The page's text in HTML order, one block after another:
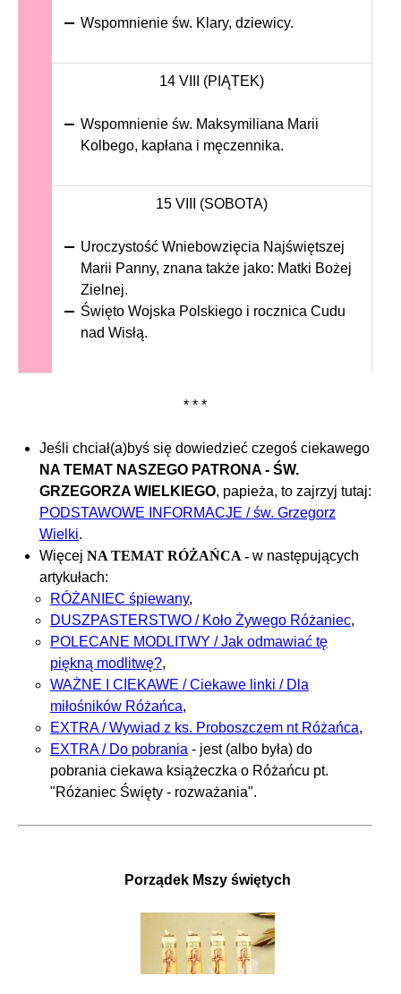
Wspomnienie św. Klary, dziewicy.
14 VIII (PIĄTEK)
Wspomnienie św. Maksymiliana Marii
Kolbego, kapłana i męczennika.
15 VIII (SOBOTA)
Uroczystość Wniebowzięcia Najświętszej
Marii Panny, znana także jako: Matki Bożej
Zielnej.
Święto Wojska Polskiego i rocznica Cudu
nad Wisłą.
* * *
Jeśli chciał(a)byś się dowiedzieć czegoś ciekawego
NA TEMAT NASZEGO PATRONA - ŚW.
GRZEGORZA WIELKIEGO, papieża, to zajrzyj tutaj:
PODSTAWOWE INFORMACJE / św. Grzegorz
Wielki.
Więcej NA TEMAT RÓŻAŃCA - w następujących
artykułach:
RÓŻANIEC śpiewany,
DUSZPASTERSTWO / Koło Żywego Różaniec,
POLECANE MODLITWY / Jak odmawiać tę
piękną modlitwę?,
WAŻNE I CIEKAWE / Ciekawe linki / Dla
miłośników Różańca,
EXTRA / Wywiad z ks. Proboszczem nt Różańca,
EXTRA / Do pobrania - jest (albo była) do
pobrania ciekawa książeczka o Różańcu pt.
"Różaniec Święty - rozważania".
Porządek Mszy świętych